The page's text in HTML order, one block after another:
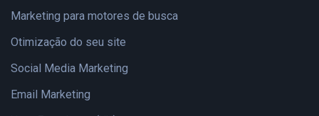
Marketing para motores de busca
Otimização do seu site
Social Media Marketing
Email Marketing